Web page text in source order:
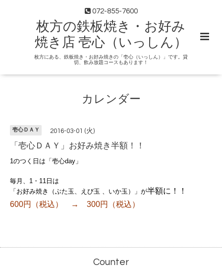
072-855-7600
枚方の鉄板焼き・お好み
焼き店 壱心（いっしん）
枚方にある、鉄板焼き・お好み焼きの「壱心（いっしん）」です。貸
切、飲み放題コースもあります！
カレンダー
壱心ＤＡＹ 2016-03-01 (火)
「壱心ＤＡＹ」お好み焼き半額！！
1のつく日は「壱心day」
毎月、1・11日は
「お好み焼き（ぶた玉、えび玉 、いか玉）」が半額に！！
600円（税込） → 300円（税込）
Counter